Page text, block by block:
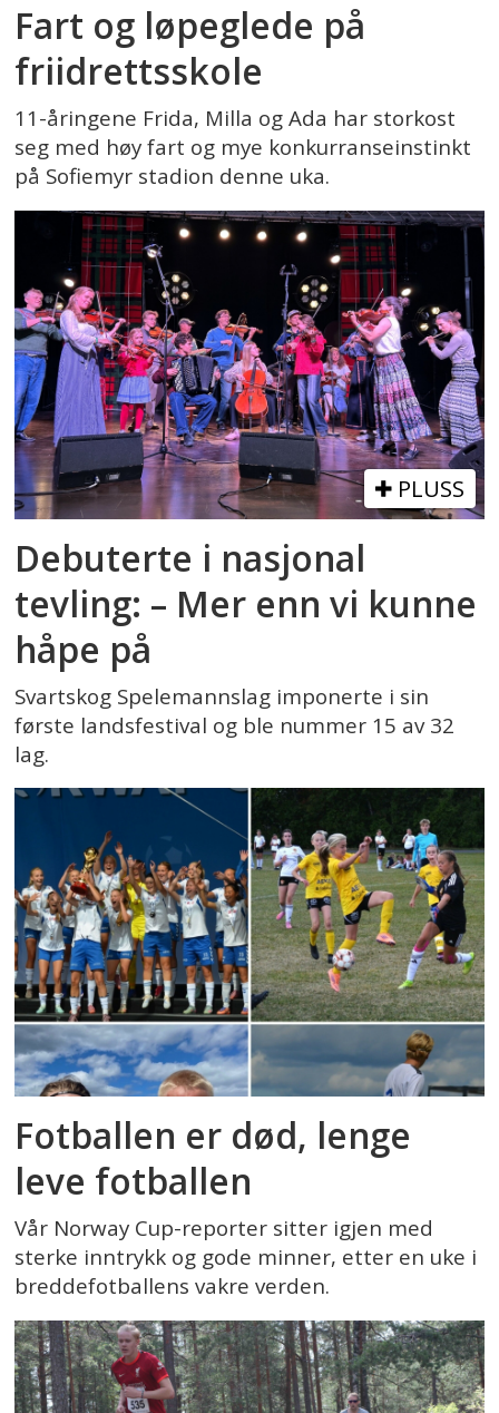
Fart og løpeglede på
friidrettsskole
11-åringene Frida, Milla og Ada har storkost
seg med høy fart og mye konkurranseinstinkt
på Sofiemyr stadion denne uka.
PLUSS
Debuterte i nasjonal
tevling: – Mer enn vi kunne
håpe på
Svartskog Spelemannslag imponerte i sin
første landsfestival og ble nummer 15 av 32
lag.
Fotballen er død, lenge
leve fotballen
Vår Norway Cup-reporter sitter igjen med
sterke inntrykk og gode minner, etter en uke i
breddefotballens vakre verden.